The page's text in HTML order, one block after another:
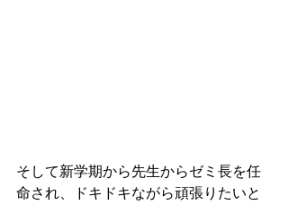
そして新学期から先生からゼミ長を任
命され、ドキドキながら頑張りたいと